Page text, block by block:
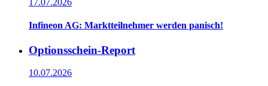
17.07.2026
Infineon AG: Marktteilnehmer werden panisch!
Optionsschein-Report
10.07.2026